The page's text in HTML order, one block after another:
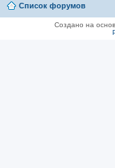
Список форумов
Создано на